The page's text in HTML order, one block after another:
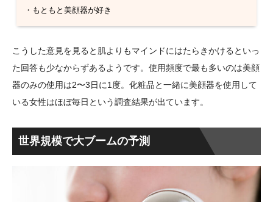
・もともと美顔器が好き
こうした意見を見ると肌よりもマインドにはたらきかけるといっ
た回答も少なからずあるようです。使用頻度で最も多いのは美顔
器のみの使用は2〜3日に1度。化粧品と一緒に美顔器を使用して
いる女性はほぼ毎日という調査結果が出ています。
世界規模で大ブームの予測